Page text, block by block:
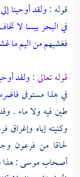
قوله :ولقد أوحينا
في البحر يبسا لا
فغشيهم من اليم ما
قوله تعالى :ولقد
في هذا مستوفى
طين فيه ولا ماء .
وكنيته إياه وإغراق
لحاقا من فرعون
أصحابموسى: هذا